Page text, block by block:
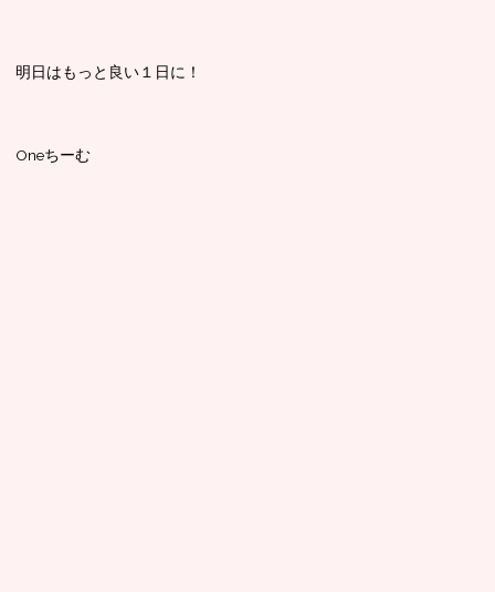
明日はもっと良い１日に！
Oneちーむ